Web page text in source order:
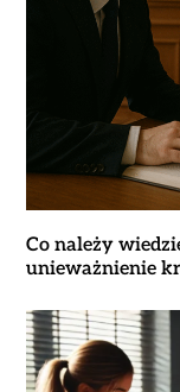
Co należy
unieważnienie